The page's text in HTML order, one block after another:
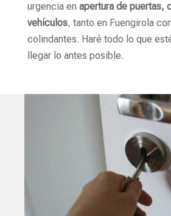
urgencia en apertura de puertas,
vehículos, tanto en Fuengirola
colindantes. Haré todo lo que
llegar lo antes posible.